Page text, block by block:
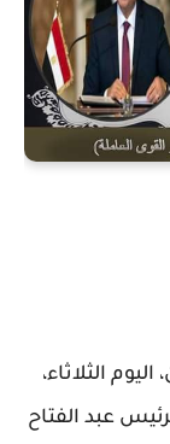
الثلاثاء،
عبد الفتاح